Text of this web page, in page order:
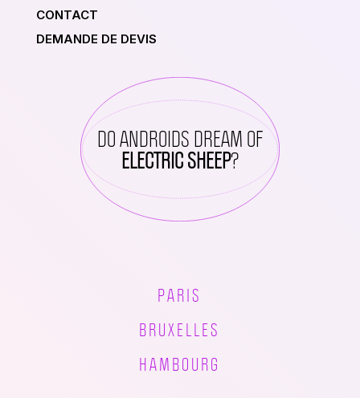
CONTACT
DEMANDE DE DEVIS
DO ANDROIDS DREAM OF
ELECTRIC SHEEP?
PARIS
BRUXELLES
HAMBOURG